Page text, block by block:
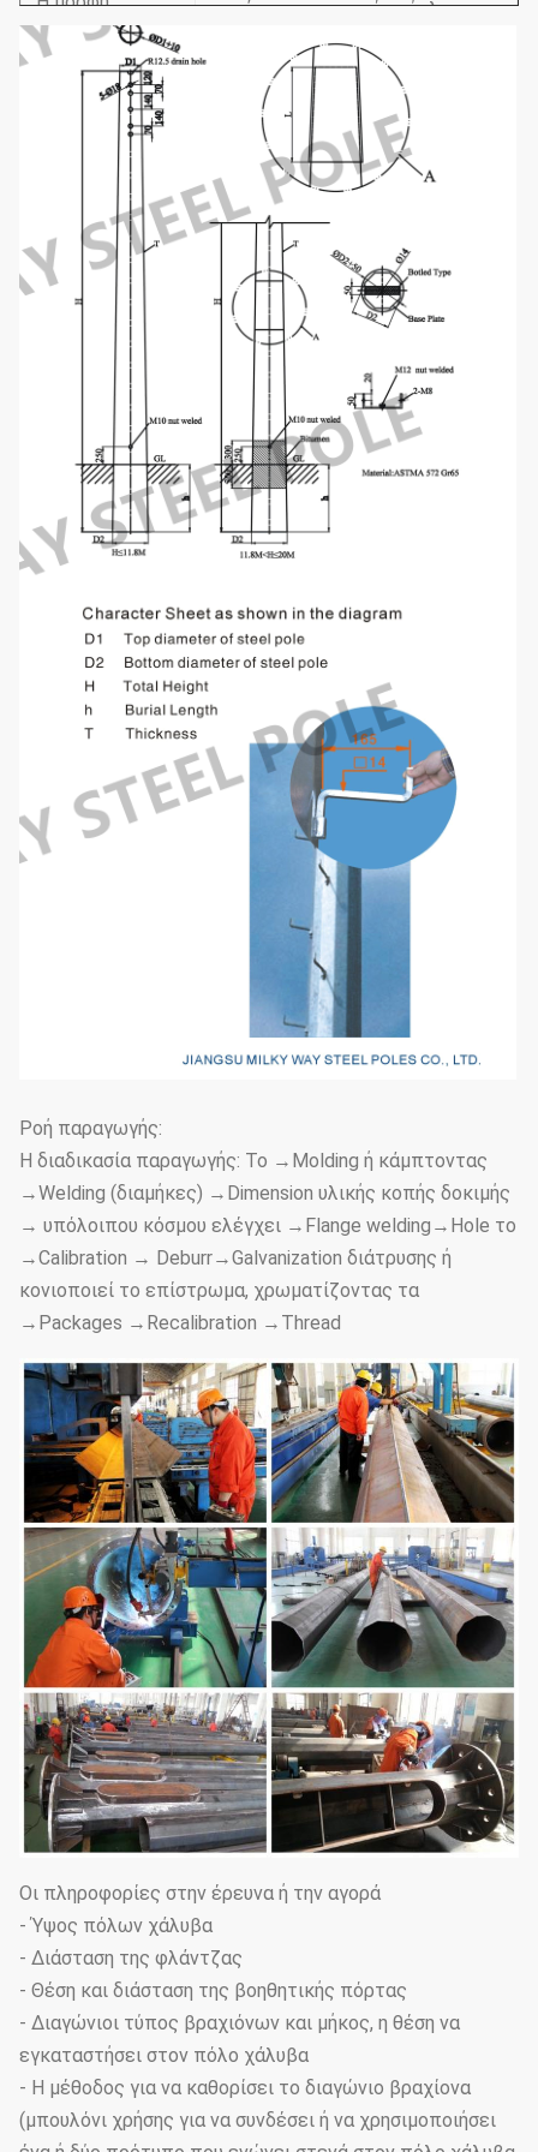
Πολωνού
μπορεί να γίνει:
οκτάγωνος, μυτερός κύκλος,
Ο κύκλος κωνικός, εκλεπτύνει
το τετράγωνο, τετραγωνικό.
βραχιόνων
μπορεί να γίνει:
Ενιαίος βραχίονας, διπλός
βραχίονας, τρι-βραχίονας,
τέσσερις-βραχίονας
Διάμετρος
βραχιόνων:
Διάμετρος ως 42mm, 48mm,
60mm, 76mm και κ.λπ.,
μπορέστε να εγκαταστήσετε
στους λαμπτήρες οποιασδήποτε
διαμέτρου.
Δύναμη: 250W 400W
Συγκόλληση
συγκόλλησης καταδύομαι-τόξων
και CNC συγκόλλησης. Έχει την
προηγούμενη ρωγμή
δοκιμή,
η εσωτερική και εξωτερική
διπλή συγκόλληση κάνει τη
όμορφος στη μορφή.
Επιβεβαιώνει με τη διεθνή
πρότυπα CWB και AWS Δ 1.1
Galvanization:
80100µm
σύμφωνα με κινεζικό
standardGB/T 13912-2002
ή αμερικανικό τυποποιημένο
ASTM A123, ISO: 2626-1985.
Ικανότητα
Manufactury ανά
ημέρα:
250
Ανοχή πάχους
τοίχων:
+ - 0.1mm από 2.3mm σε 4mm.
+ - 0.2mm από 5mm σε 20mm. + -
0.5mm από 22mm σε 30mm
Χρώμα
ζωγραφικής:
(RAL) η κάρτα χρώματος ή
αναφέρεται στην απαίτηση του
πελάτη
Επεξεργασία
Μαύρος πόλος, τραχύς πόλος
Επεξεργασία
επιφάνειας 2:
Γαλβανισμός καυτής εμβύθισης
αντιοξειδωτικός.
Επεξεργασία
επιφάνειας 3:
Γαλβανισμός καυτής εμβύθισης
με το επίστρωμα σκονών
Ροή παραγωγής:
Η διαδικασία παραγωγής: Το →Molding ή κάμπτοντας
→Welding (διαμήκες) →Dimension υλικής κοπής δοκιμής
→ υπόλοιπου κόσμου ελέγχει →Flange welding→Hole το
→Calibration → Deburr→Galvanization διάτρυσης ή
κονιοποιεί το επίστρωμα, χρωματίζοντας τα
→Packages →Recalibration →Thread
Οι πληροφορίες στην έρευνα ή την αγορά
- Ύψος πόλων χάλυβα
- Διάσταση της φλάντζας
- Θέση και διάσταση της βοηθητικής πόρτας
- Διαγώνιοι τύπος βραχιόνων και μήκος, η θέση να
εγκαταστήσει στον πόλο χάλυβα
- Η μέθοδος για να καθορίσει το διαγώνιο βραχίονα
(μπουλόνι χρήσης για να συνδέσει ή να χρησιμοποιήσει